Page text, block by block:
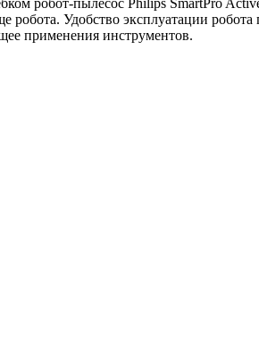
робот-пылесос Philips SmartPro
робота. Удобство эксплуатации
применения инструментов.